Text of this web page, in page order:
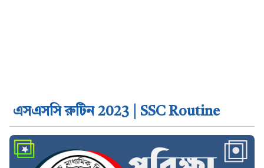
এসএসসি রুটিন 2023 | SSC Routine